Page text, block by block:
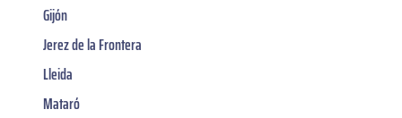
Gijón
Jerez de la Frontera
Lleida
Mataró